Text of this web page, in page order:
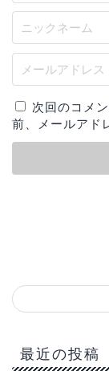
次回のコメ
前、メールアド
最近の投稿